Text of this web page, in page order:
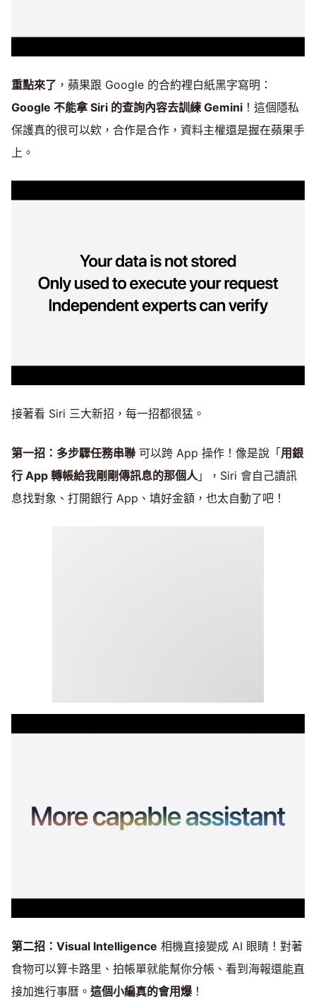
重點來了 ，蘋果跟 Google 的合約裡白紙黑字寫明：
Google 不能拿 Siri 的查詢內容去訓練 Gemini ！這個隱私
保護真的很可以欸，合作是合作，資料主權還是握在蘋果手
上。
接著看 Siri 三大新招，每一招都很猛。
第一招：多步驟任務串聯 可以跨 App 操作！像是說「用銀
行 App 轉帳給我剛剛傳訊息的那個人 」，Siri 會自己讀訊
息找對象、打開銀行 App、填好金額，也太自動了吧！
第二招：Visual Intelligence 相機直接變成 AI 眼睛！對著
食物可以算卡路里、拍帳單就能幫你分帳、看到海報還能直
接加進行事曆。 這個小編真的會用爆！